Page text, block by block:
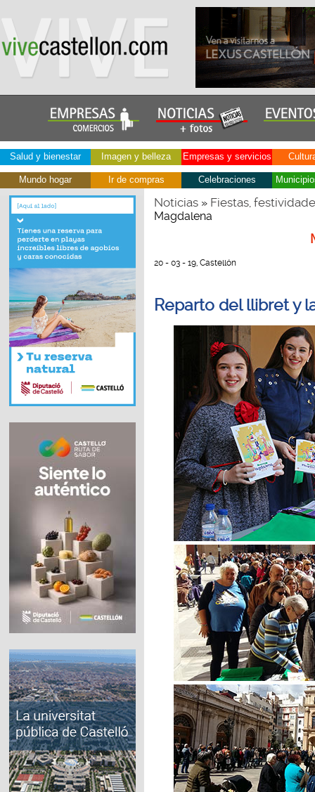
Salud y bienestar Imagen y belleza Empresas y servicios
Mundo hogar Ir de compras Celebraciones
Noticias» Fiestas,
Magdalena
20 - 03 - 19, Castellón
Reparto del llibret y